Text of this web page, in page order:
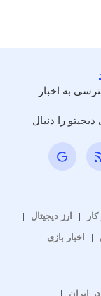
به اخبار
را دنبال
ارز دیجیتال
اخبار بازی
ایران